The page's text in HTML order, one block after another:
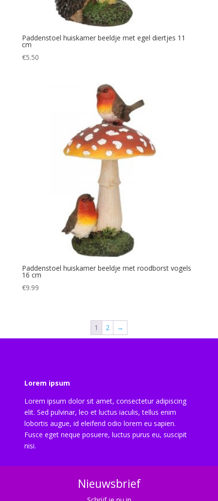
Paddenstoel huiskamer beeldje met egel diertjes 11
cm
€5.50
Paddenstoel huiskamer beeldje met roodborst vogels
16 cm
€9.99
1 2 →
Lorem ipsum
Lorem ipsum dolor sit amet, consectetur adipiscing
elit. Sed pulvinar, leo et luctus iaculis, tellus enim
lobortis augue, id eleifend odio lorem eu sapien.
Fusce eget neque posuere, luctus purus eu, suscipit
nisi.
Nieuwsbrief